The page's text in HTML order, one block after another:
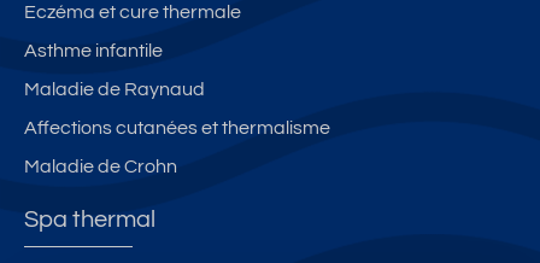
Eczéma et cure thermale
Asthme infantile
Maladie de Raynaud
Affections cutanées et thermalisme
Maladie de Crohn
Spa thermal